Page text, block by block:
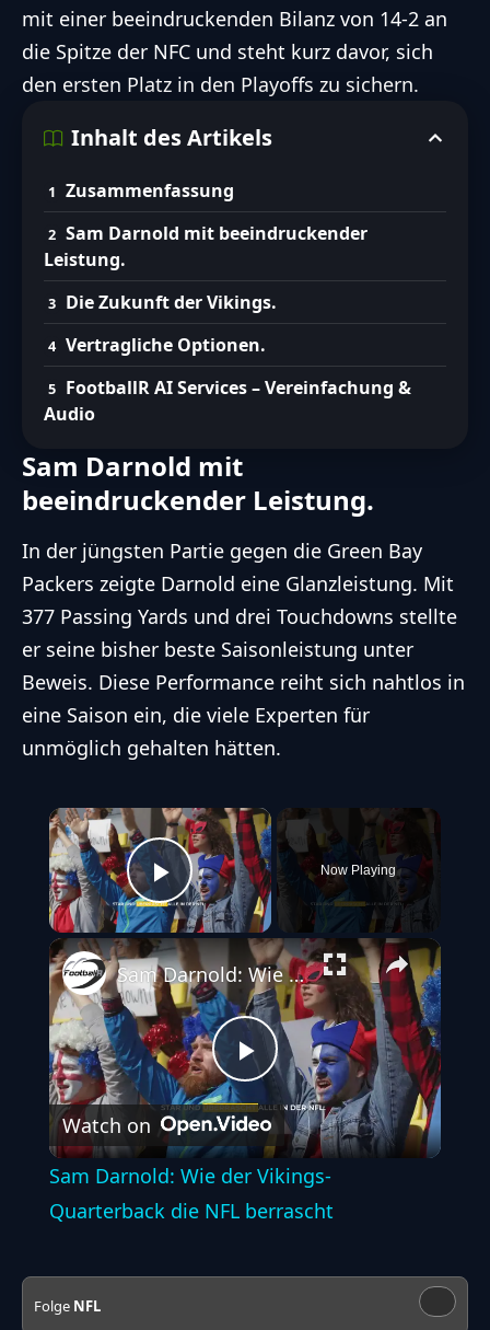
mit einer beeindruckenden Bilanz von 14-2 an
die Spitze der NFC und steht kurz davor, sich
den ersten Platz in den Playoffs zu sichern.
Inhalt des Artikels
Zusammenfassung
Sam Darnold mit beeindruckender
Leistung.
Die Zukunft der Vikings.
Vertragliche Optionen.
FootballR AI Services – Vereinfachung &
Audio
Sam Darnold mit
beeindruckender Leistung.
In der jüngsten Partie gegen die Green Bay
Packers zeigte Darnold eine Glanzleistung. Mit
377 Passing Yards und drei Touchdowns stellte
er seine bisher beste Saisonleistung unter
Beweis. Diese Performance reiht sich nahtlos in
eine Saison ein, die viele Experten für
unmöglich gehalten hätten.
×
Play Video
Now Playing
Play
Video
Sam Darnold: Wie der Vikings-Quarterback die NFL berrascht
Watch on
Sam Darnold: Wie der Vikings-
Quarterback die NFL berrascht
Folge NFL